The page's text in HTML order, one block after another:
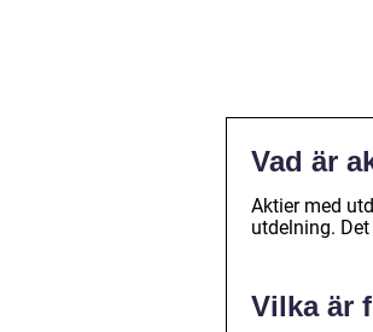
Vad är
Aktier med
utdelning.
Vilka är